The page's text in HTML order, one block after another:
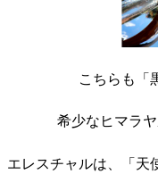
こちらも「
希少なヒマラ
エレスチャルは、「天